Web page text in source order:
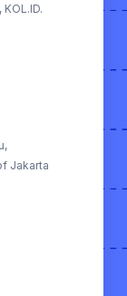
Jakarta